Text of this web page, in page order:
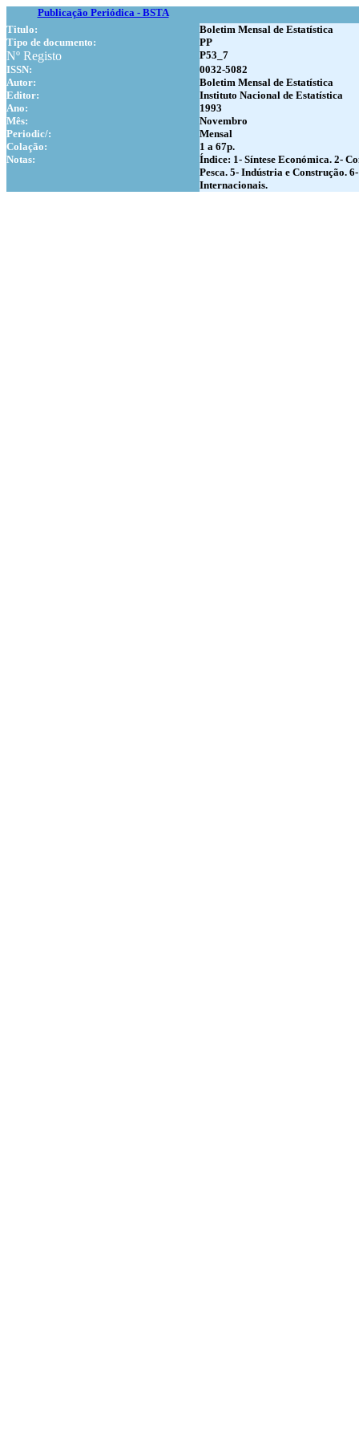
Publicação Periódica - BSTA
Titulo:
Boletim Mensal de Estatística
Tipo de documento:
PP
Nº Registo
P53_7
ISSN:
0032-5082
Autor:
Boletim Mensal de Estatística
Editor:
Instituto Nacional de Estatística
Ano:
1993
Mês:
Novembro
Periodic/:
Mensal
Colação:
1 a 67p.
Notas:
Índice: 1- Síntese Económica. 2-
Pesca. 5- Indústria e Construção.
Internacionais.